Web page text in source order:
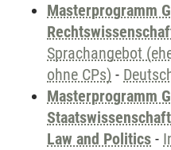
Masterprogramm
Sprachangebot
ohne CPs) -
Masterprogramm
Law and Politics -